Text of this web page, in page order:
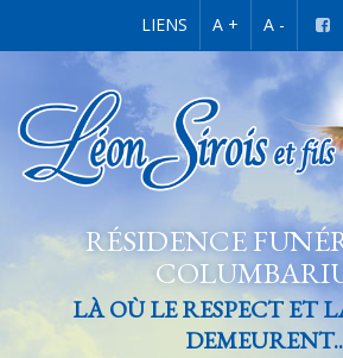
LIENS A + A -
RÉSIDENCE
LÀ OÙ LE RESPECT ET